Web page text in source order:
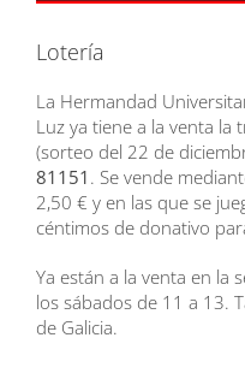
Lotería
La Hermandad
Luz ya tiene a la venta la
(sorteo del 22 de
81151 . Se vende
2,50 € y en las que se
céntimos de donativo
Ya están a la venta en la
los sábados de 11 a 13.
de Galicia.